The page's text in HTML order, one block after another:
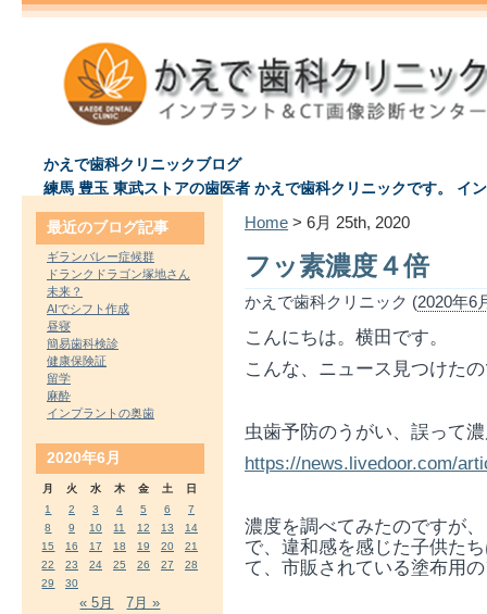
かえで歯科クリニックブログ
練馬 豊玉 東武ストアの歯医者 かえで歯科クリニックです。 イ
Home > 6月 25th, 2020
フッ素濃度４倍
かえで歯科クリニック (2020年6
こんにちは。横田です。
こんな、ニュース見つけた
虫歯予防のうがい、誤って
https://news.livedoor.com/
濃度を調べてみたのですが
で、違和感を感じた子供た
て、市販されている塗布用
最近のブログ記事
ギランバレー症候群
ドランクドラゴン塚地さん
未来？
AIでシフト作成
昼寝
簡易歯科検診
健康保険証
留学
麻酔
インプラントの奥歯
2020年6月
月 火 水 木 金 土
日
1
2 3 4 5 6
7
8
9 10 11 12 13
14
15
16 17 18 19 20
21
22
23 24 25 26 27
28
29
30
« 5月 7月 »